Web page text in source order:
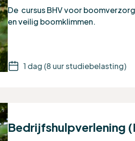
De cursus BHV voor
en veilig boomklimmen.
1 dag (8 uur studiebelasting)
Bedrijfshulpverlening